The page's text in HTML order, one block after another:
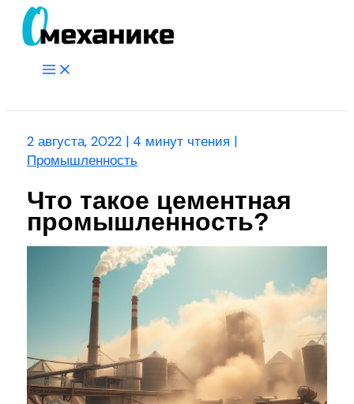
Перейти
Main
2 августа, 2022 | 4 минут чтения |
Промышленность
Что такое цементная
промышленность?